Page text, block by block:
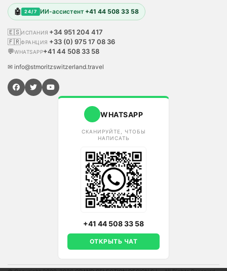
🤖 24/7 ИИ-ассистент +41 44 508 33 58
🇪🇸ИСПАНИЯ +34 951 204 417
🇫🇷ФРАНЦИЯ +33 (0) 975 17 08 36
💬WHATSAPP+41 44 508 33 58
✉ info@stmoritzswitzerland.travel
WHATSAPP
СКАНИРУЙТЕ, ЧТОБЫ
НАПИСАТЬ
+41 44 508 33 58
ОТКРЫТЬ ЧАТ